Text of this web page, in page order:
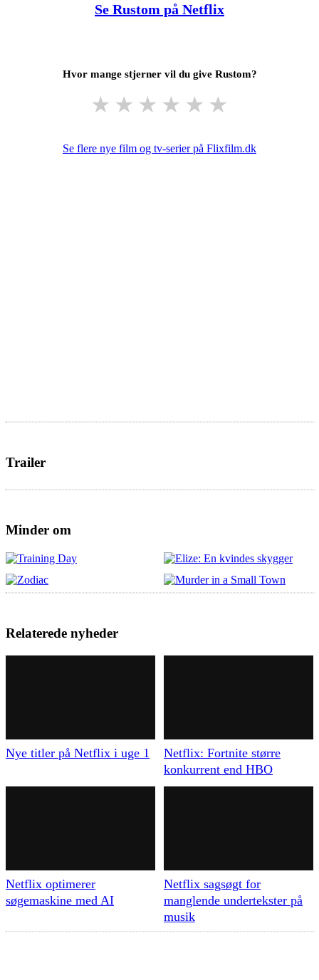
Se Rustom på Netflix
Hvor mange stjerner vil du give Rustom?
★ ★ ★ ★ ★ ★
Se flere nye film og tv-serier på Flixfilm.dk
Trailer
Minder om
Relaterede nyheder
Nye titler på Netflix i uge 1
Netflix: Fortnite større
konkurrent end HBO
Netflix optimerer
søgemaskine med AI
Netflix sagsøgt for
manglende undertekster på
musik